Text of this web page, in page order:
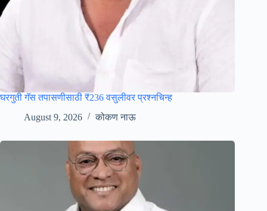
घरगुती गॅस तपासणीसाठी ₹236 वसुलीवर प्रश्नचिन्ह
August 9, 2026
कोकण नाऊ